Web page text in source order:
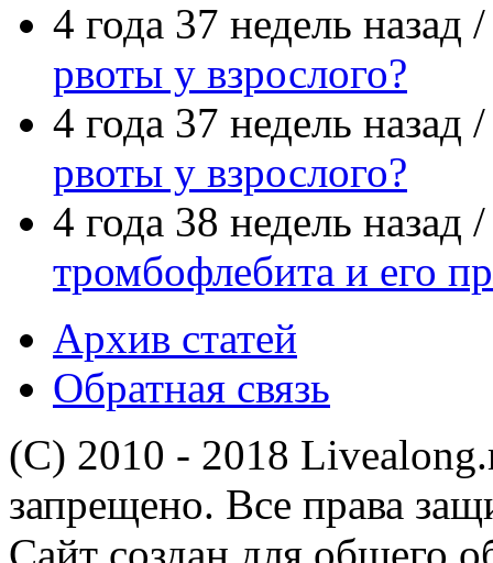
4 года 37 недель назад
рвоты у взрослого?
4 года 37 недель назад
рвоты у взрослого?
4 года 38 недель назад
тромбофлебита и его
Архив статей
Обратная связь
(C) 2010 - 2018
запрещено. Все права
Сайт создан для общего